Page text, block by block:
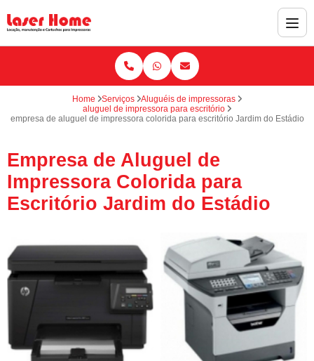
Home Serviços
Aluguéis de impressoras
aluguel de impressora para escritório
empresa de aluguel de impressora colorida para escritório Jardim do Estádio
Empresa de Aluguel de
Impressora Colorida para
Escritório Jardim do Estádio